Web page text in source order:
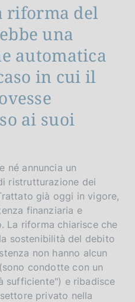
riforma del
una
automatica
in cui il
ai suoi
né annuncia un
ristrutturazione dei
già oggi in vigore,
finanziaria e
La riforma chiarisce che
sostenibilità del debito
non hanno alcun
condotte con un
sufficiente") e ribadisce
privato nella